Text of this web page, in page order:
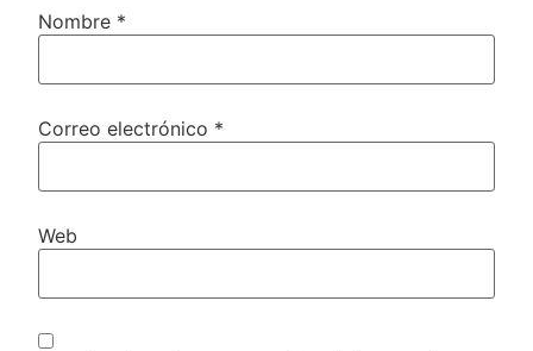
Nombre *
Correo electrónico *
Web